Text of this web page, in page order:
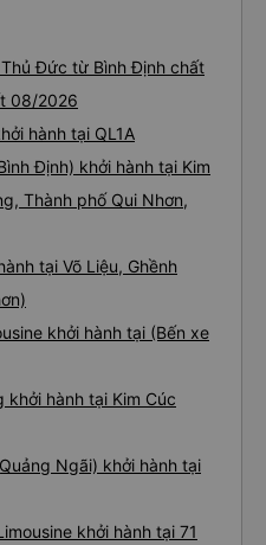
Đức từ Bình Định chất
08/2026
hành tại QL1A
Định) khởi hành tại Kim
Thành phố Qui Nhơn,
tại Võ Liệu, Ghềnh
khởi hành tại (Bến xe
khởi hành tại Kim Cúc
Ngãi) khởi hành tại
khởi hành tại 71